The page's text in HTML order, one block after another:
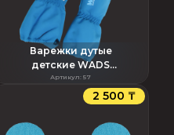
Варежки дутые
детские WADS
голубые
Артикул: 57
2 500 ₸